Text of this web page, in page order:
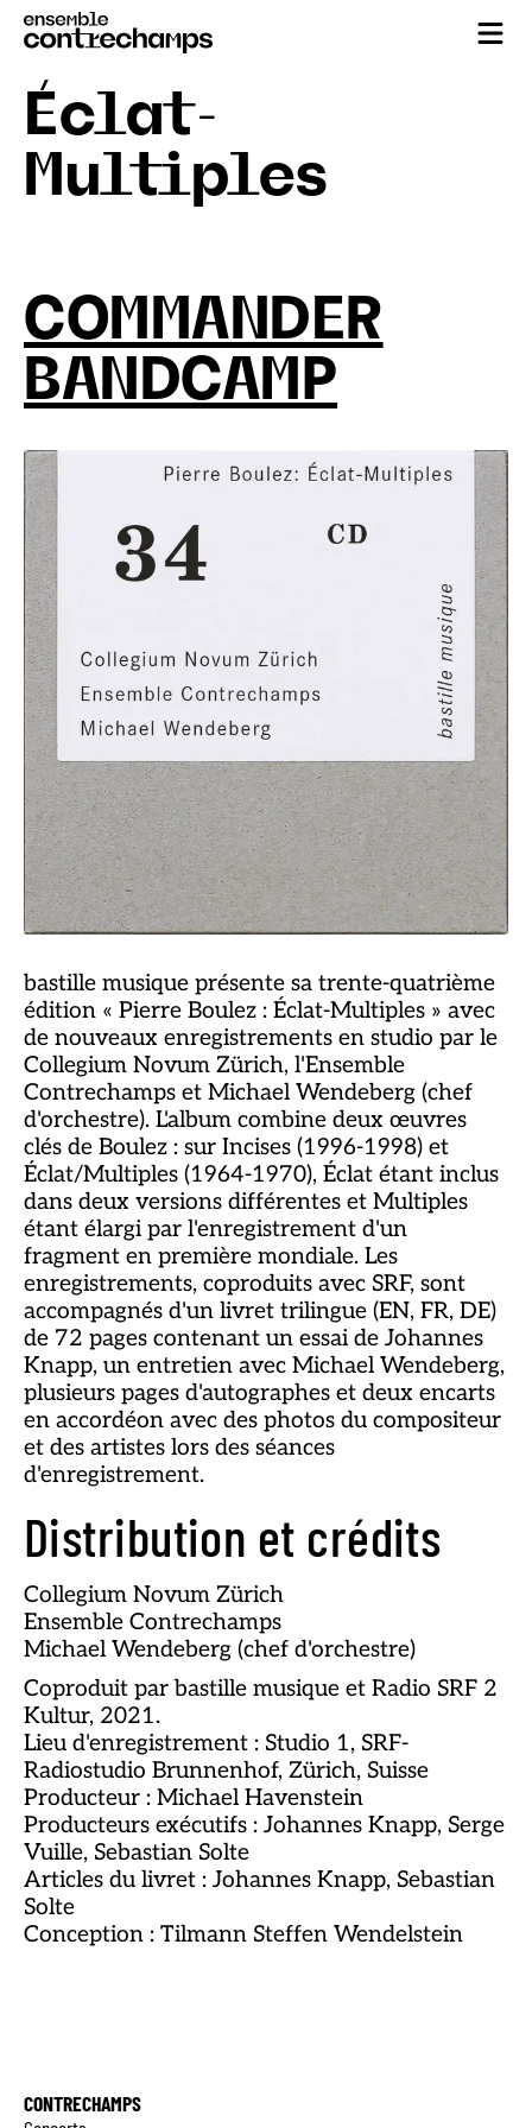
Éclat-
Multiples
COMMANDER
BANDCAMP
bastille musique présente sa trente-quatrième
édition « Pierre Boulez : Éclat-Multiples » avec
de nouveaux enregistrements en studio par le
Collegium Novum Zürich, l'Ensemble
Contrechamps et Michael Wendeberg (chef
d'orchestre). L'album combine deux œuvres
clés de Boulez : sur Incises (1996-1998) et
Éclat/Multiples (1964-1970), Éclat étant inclus
dans deux versions différentes et Multiples
étant élargi par l'enregistrement d'un
fragment en première mondiale. Les
enregistrements, coproduits avec SRF, sont
accompagnés d'un livret trilingue (EN, FR, DE)
de 72 pages contenant un essai de Johannes
Knapp, un entretien avec Michael Wendeberg,
plusieurs pages d'autographes et deux encarts
en accordéon avec des photos du compositeur
et des artistes lors des séances
d'enregistrement.
Distribution et crédits
Collegium Novum Zürich
Ensemble Contrechamps
Michael Wendeberg (chef d'orchestre)
Coproduit par bastille musique et Radio SRF 2
Kultur, 2021.
Lieu d'enregistrement : Studio 1, SRF-
Radiostudio Brunnenhof, Zürich, Suisse
Producteur : Michael Havenstein
Producteurs exécutifs : Johannes Knapp, Serge
Vuille, Sebastian Solte
Articles du livret : Johannes Knapp, Sebastian
Solte
Conception : Tilmann Steffen Wendelstein
CONTRECHAMPS